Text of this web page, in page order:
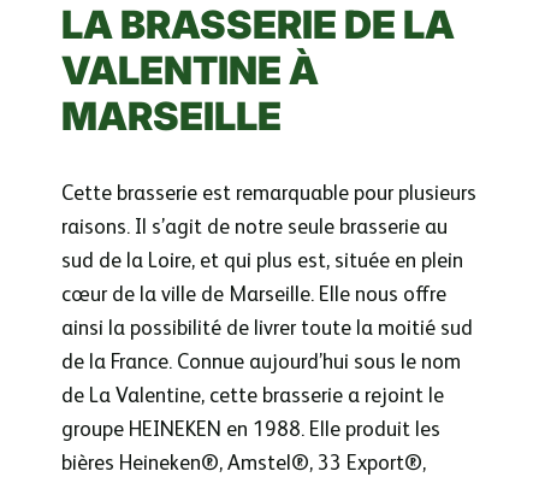
LA BRASSERIE DE LA
VALENTINE À
MARSEILLE
Cette brasserie est remarquable pour plusieurs
raisons. Il s’agit de notre seule brasserie au
sud de la Loire, et qui plus est, située en plein
cœur de la ville de Marseille. Elle nous offre
ainsi la possibilité de livrer toute la moitié sud
de la France. Connue aujourd’hui sous le nom
de La Valentine, cette brasserie a rejoint le
groupe HEINEKEN en 1988. Elle produit les
bières Heineken®, Amstel®, 33 Export®,